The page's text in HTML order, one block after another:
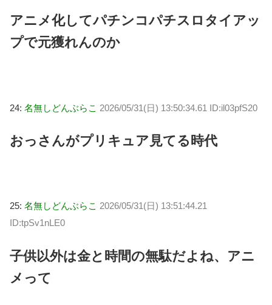
アニメ化してパチンコパチスロタイアッ
プで元獲れんのか
24: 名無しどんぶらこ 2026/05/31(日) 13:50:34.61 ID:il03pfS20
おっさんがプリキュア見てる時代
25: 名無しどんぶらこ 2026/05/31(日) 13:51:44.21
ID:tpSv1nLE0
子供以外は金と時間の無駄だよね、アニ
メって